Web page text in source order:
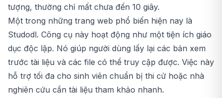
tượng, thường chỉ mất chưa đến 10 giây.
Một trong những trang web phổ biến hiện nay là
Studodl. Công cụ này hoạt động như một tiện ích giáo
dục độc lập. Nó giúp người dùng lấy lại các bản xem
trước tài liệu và các file có thể truy cập được. Việc này
hỗ trợ tối đa cho sinh viên chuẩn bị thi cử hoặc nhà
nghiên cứu cần tài liệu tham khảo nhanh.